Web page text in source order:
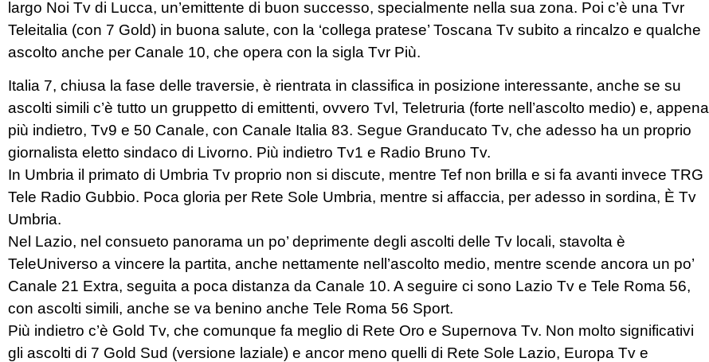
largo Noi Tv di Lucca, un’emittente di buon successo, specialmente nella sua zona. Poi c’è una Tvr
Teleitalia (con 7 Gold) in buona salute, con la ‘collega pratese’ Toscana Tv subito a rincalzo e qualche
ascolto anche per Canale 10, che opera con la sigla Tvr Più.
Italia 7, chiusa la fase delle traversie, è rientrata in classifica in posizione interessante, anche se su
ascolti simili c’è tutto un gruppetto di emittenti, ovvero Tvl, Teletruria (forte nell’ascolto medio) e, appena
più indietro, Tv9 e 50 Canale, con Canale Italia 83. Segue Granducato Tv, che adesso ha un proprio
giornalista eletto sindaco di Livorno. Più indietro Tv1 e Radio Bruno Tv.
In Umbria il primato di Umbria Tv proprio non si discute, mentre Tef non brilla e si fa avanti invece TRG
Tele Radio Gubbio. Poca gloria per Rete Sole Umbria, mentre si affaccia, per adesso in sordina, È Tv
Umbria.
Nel Lazio, nel consueto panorama un po’ deprimente degli ascolti delle Tv locali, stavolta è
TeleUniverso a vincere la partita, anche nettamente nell’ascolto medio, mentre scende ancora un po’
Canale 21 Extra, seguita a poca distanza da Canale 10. A seguire ci sono Lazio Tv e Tele Roma 56,
con ascolti simili, anche se va benino anche Tele Roma 56 Sport.
Più indietro c’è Gold Tv, che comunque fa meglio di Rete Oro e Supernova Tv. Non molto significativi
gli ascolti di 7 Gold Sud (versione laziale) e ancor meno quelli di Rete Sole Lazio, Europa Tv e